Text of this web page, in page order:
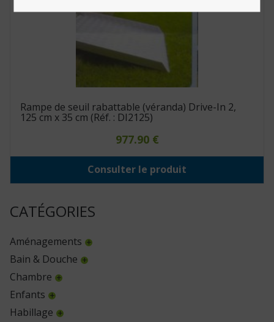
CATÉGORIES
Aménagements
Bain & Douche
Chambre
Enfants
Habillage
Rampe de seuil rabattable (véranda) Drive-In 2,
125 cm x 35 cm (Réf. : DI2125)
977.90 €
Consulter le produit